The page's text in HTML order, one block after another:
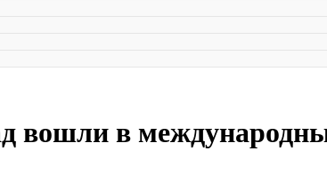
вошли в